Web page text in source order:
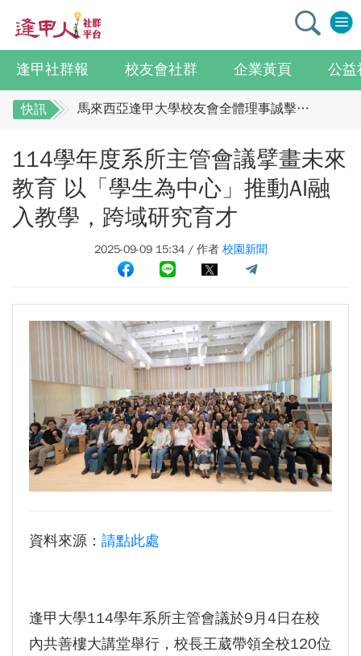
逢甲社群報 校友會社群 企業黃頁 公益
快訊
馬來西亞逢甲大學校友會全體理事誠擊祝賀 ：江蘇年會圓滿成功！
迎接七線齊發！逢甲領航M6大學系統與臺中捷運共同培育中臺灣捷運人才
逢甲國貿99級校友 李樺仙 學姐
【逢甲經濟人會訊】9月號出刊
【轉載】麗明營造第24屆公益捐血9月10日登場 歡迎企業踴躍參與
逢甲大學高承恕董事長演講【世界經濟新版圖?舊版圖?】--世界500強企業
傳承逢甲精神！泰國校友會45週年慶 新任會長上任、青年世代接棒注入新動能
逢甲航太系勇奪國防競賽優勝 智慧無人機突破GPS限制
GI Day 2025｜空間資訊技術交流日-跨域感知・智慧行動
2025.08.31 逢甲大學泰國校友會第13&14屆會長交接典禮 泰國三日之旅
逢甲大學加東校友會 2025 Aug 31 聚會
逢甲大學泰國校友會45周年慶 暨第13、14屆會長交接圓滿成功！
賀江蘇校友分會
馬來西亞逢甲大學校友會全體理事誠擊祝賀 ：
江蘇年會圓滿成功！
全校社團博覽會2.0 精彩片段
迎接七線齊發！逢甲領航M6大學系統與臺中捷
運共同培育中臺灣捷運人才
逢甲國貿99級校友 李樺仙 學姐
【逢甲經濟人會訊】9月號出刊
114學年度系所主管會議擘畫未來教育 以「學
生為中心」推動AI融入教學，跨域研究育才
體育教學中心主任王亭文勇奪「2025 CAPA台
灣公開賽」公開女雙冠軍
逢甲大學EMBA舉辦新生共善營 以「大好・共
善・同樂」開啟學習新旅程
【轉載】麗明營造第24屆公益捐血9月10日登
逢甲大學高承恕董事長演講【世界經濟新版圖?
建築發展
傳承逢甲精神！泰國校友會45週年慶 新任會長
114學年度系所主管會議擘畫未來
教育 以「學生為中心」推動AI融
入教學，跨域研究育才
2025-09-09 15:34 / 作者 校園新聞
資料來源： 請點此處
逢甲大學114學年系所主管會議於9月4日在校
內共善樓大講堂舉行，校長王葳帶領全校120位